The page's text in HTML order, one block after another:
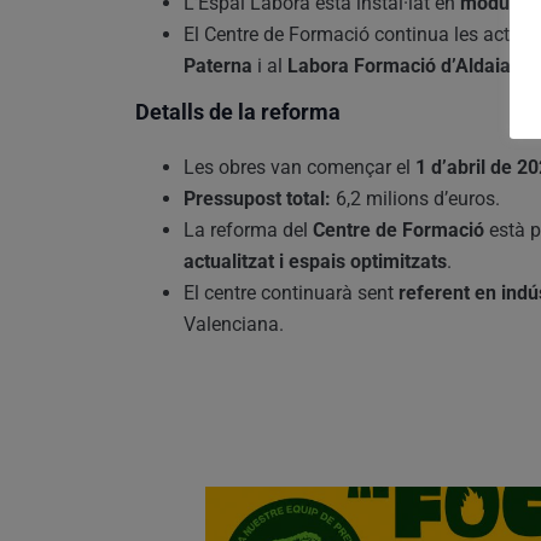
El Centre de Formació continua les
Paterna i al Labora Formació d’Aldaia
Detalls de la reforma
Les obres van començar el 1 d’abril de
Pressupost total: 6,2 milions d’euros.
La reforma del Centre de Formació està
actualitzat i espais optimitzats.
El centre continuarà sent referent en
Valenciana.